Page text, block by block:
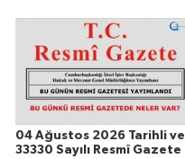
04 Ağustos 2026 Tarihli ve
33330 Sayılı Resmî Gazete